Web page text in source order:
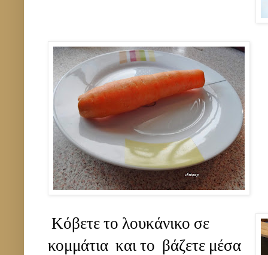
Κόβετε το λουκάνικο σε
κομμάτια και το βάζετε μέσα